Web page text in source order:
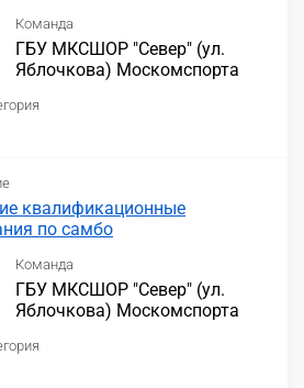
Команда
ГБУ МКСШОР "Север" (ул.
Яблочкова) Москомспорта
квалификационные
по самбо
Команда
ГБУ МКСШОР "Север" (ул.
Яблочкова) Москомспорта